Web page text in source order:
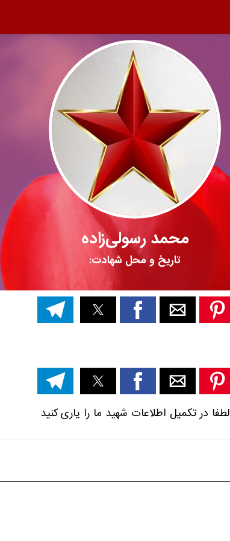
محمد رسولی‌زاده
تاریخ و محل شهادت:
لطفا در تکمیل اطلاعات شهید ما را یاری کنید